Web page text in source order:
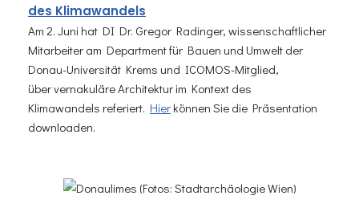
des Klimawandels
Am 2. Juni hat DI Dr. Gregor Radinger, wissenschaftlicher
Mitarbeiter am Department für Bauen und Umwelt der
Donau-Universität Krems und ICOMOS-Mitglied,
über vernakuläre Architektur im Kontext des
Klimawandels referiert. Hier können Sie die Präsentation
downloaden.